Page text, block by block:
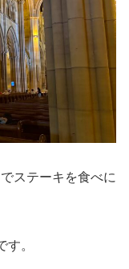
ステーキを食べに
。